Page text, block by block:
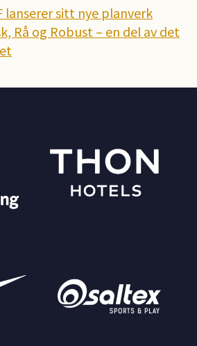
lanserer sitt nye planverk
Rå og Robust – en del av det